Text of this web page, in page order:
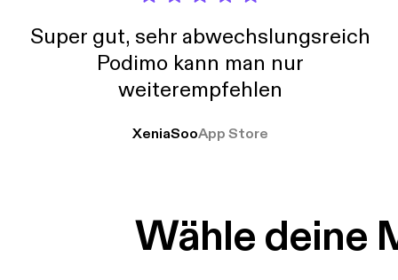
Super gut, sehr abwechslungsreich
Podimo kann man nur
weiterempfehlen
XeniaSooApp Store
Wähle deine